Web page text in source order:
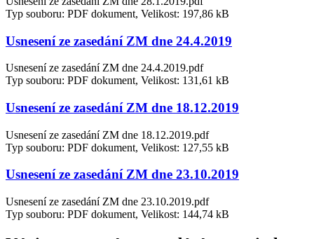
Typ souboru: PDF dokument, Velikost: 197,86 kB
Usnesení ze zasedání ZM dne 24.4.2019
Usnesení ze zasedání ZM dne 24.4.2019.pdf
Typ souboru: PDF dokument, Velikost: 131,61 kB
Usnesení ze zasedání ZM dne 18.12.2019
Usnesení ze zasedání ZM dne 18.12.2019.pdf
Typ souboru: PDF dokument, Velikost: 127,55 kB
Usnesení ze zasedání ZM dne 23.10.2019
Usnesení ze zasedání ZM dne 23.10.2019.pdf
Typ souboru: PDF dokument, Velikost: 144,74 kB